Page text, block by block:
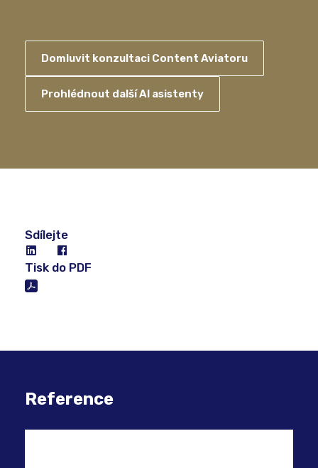
Domluvit konzultaci Content Aviatoru
Prohlédnout další AI asistenty
Sdílejte
Tisk do PDF
Reference